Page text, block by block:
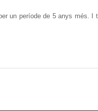
un període de 5 anys més. I